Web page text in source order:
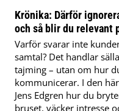
Krönika: Därför
och så blir du relevant
Varför svarar inte
samtal? Det handlar
tajming – utan om hur
kommunicerar. I den
Jens Edgren hur du
bruset, väcker intresse